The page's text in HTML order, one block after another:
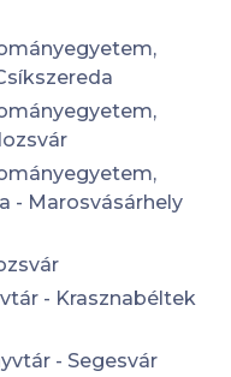
- Marosvásárhely
- Krasznabéltek
- Segesvár